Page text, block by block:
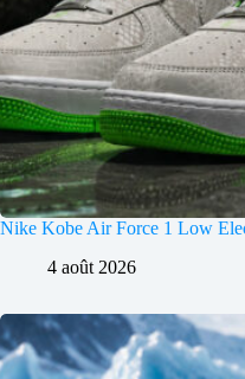
Nike Kobe Air Force 1 Low
4 août 2026